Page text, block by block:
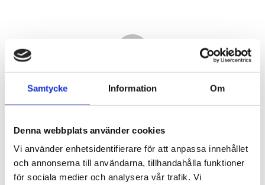
Samtycke Information Om
Denna webbplats använder cookies
Vi använder enhetsidentifierare för att anpassa innehållet
och annonserna till användarna, tillhandahålla funktioner
för sociala medier och analysera vår trafik. Vi